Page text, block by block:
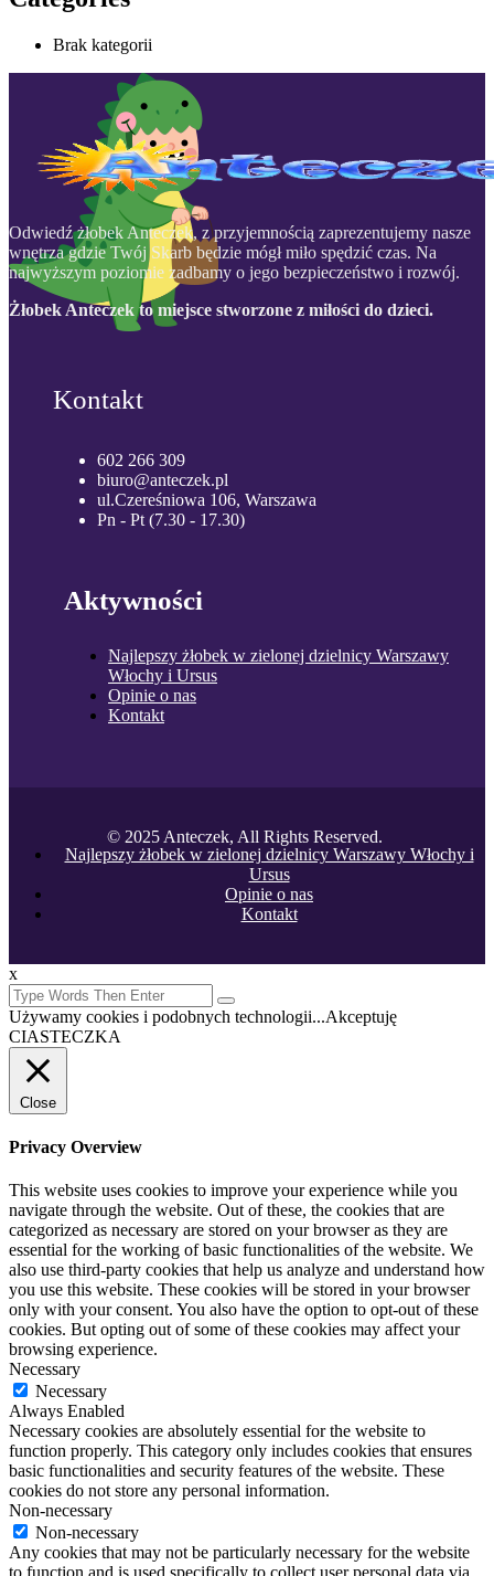
Brak kategorii
Odwiedź żłobek Anteczek, z przyjemnością zaprezentujemy nasze
wnętrza gdzie Twój Skarb będzie mógł miło spędzić czas. Na
najwyższym poziomie zadbamy o jego bezpieczeństwo i rozwój.
Żłobek Anteczek to miejsce stworzone z miłości do dzieci.
Kontakt
602 266 309
biuro@anteczek.pl
ul.Czereśniowa 106, Warszawa
Pn - Pt (7.30 - 17.30)
Aktywności
Najlepszy żłobek w zielonej dzielnicy Warszawy
Włochy i Ursus
Opinie o nas
Kontakt
© 2025 Anteczek, All Rights Reserved.
Najlepszy żłobek w zielonej dzielnicy Warszawy Włochy i
Ursus
Opinie o nas
Kontakt
x
Używamy cookies i podobnych technologii...Akceptuję
CIASTECZKA
Close
Privacy Overview
This website uses cookies to improve your experience while you
navigate through the website. Out of these, the cookies that are
categorized as necessary are stored on your browser as they are
essential for the working of basic functionalities of the website. We
also use third-party cookies that help us analyze and understand how
you use this website. These cookies will be stored in your browser
only with your consent. You also have the option to opt-out of these
cookies. But opting out of some of these cookies may affect your
browsing experience.
Necessary
Necessary
Always Enabled
Necessary cookies are absolutely essential for the website to
function properly. This category only includes cookies that ensures
basic functionalities and security features of the website. These
cookies do not store any personal information.
Non-necessary
Non-necessary
Any cookies that may not be particularly necessary for the website
to function and is used specifically to collect user personal data via